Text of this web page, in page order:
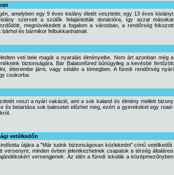
amelyben egy 9 éves kislány életét vesztette, egy 13 éves kislányt
szerveit a szülők felajánlották donációra, így azzal másokat
megnövekedett a fogalom a városban, a rendőrség fokozott
és bármikor felbukkanhatnak.
veti bele magát a nyaralás élményeibe. Nem árt azonban még a
biztonságára. Bár Balatonfüred bűnügyileg a kevésbé fertőzött
étterembe járni, vagy sétálni a tömegben. A füredi rendőrség nyári
csokorba.
veszi a nyári vakáció, ami a sok kaland és élmény mellett bizony
és betartása sok balesetet előzhet meg, ezért a gyerekeket egy road-
vetélkedőn
útjára a "Már tudok biztonságosan közlekedni" című vetélkedőt.
versenyre, minden évben jelentkezhetnek csapatok a térség általános
versengjenek. Az idén a füredi iskolák a középmezőnyben